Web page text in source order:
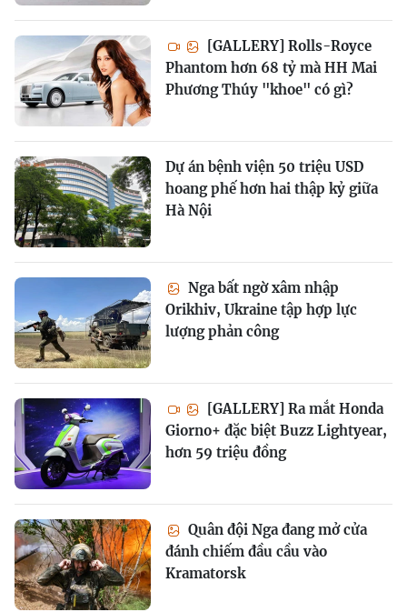
[GALLERY] Rolls-Royce
Phantom hơn 68 tỷ mà HH Mai
Phương Thúy "khoe" có gì?
Dự án bệnh viện 50 triệu USD
hoang phế hơn hai thập kỷ giữa
Hà Nội
Nga bất ngờ xâm nhập
Orikhiv, Ukraine tập hợp lực
lượng phản công
[GALLERY] Ra mắt Honda
Giorno+ đặc biệt Buzz Lightyear,
hơn 59 triệu đồng
Quân đội Nga đang mở cửa
đánh chiếm đầu cầu vào
Kramatorsk